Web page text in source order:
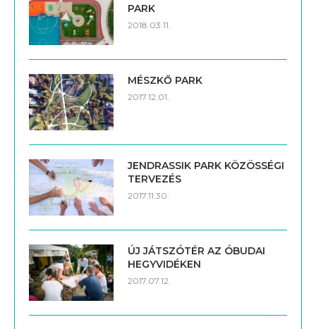
PARK
2018.03.11.
MÉSZKŐ PARK
2017.12.01.
JENDRASSIK PARK KÖZÖSSÉGI
TERVEZÉS
2017.11.30.
ÚJ JÁTSZÓTÉR AZ ÓBUDAI
HEGYVIDÉKEN
2017.07.12.